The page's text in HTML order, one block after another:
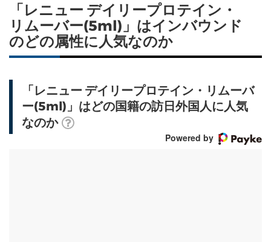
「レニュー デイリープロテイン・
リムーバー(5ml)」はインバウンド
のどの属性に人気なのか
「レニュー デイリープロテイン・リムーバ
ー(5ml)」はどの国籍の訪日外国人に人気
なのか
Powered by